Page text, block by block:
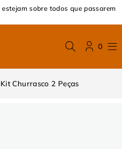
sobre todos que passarem
0
Kit Churrasco 2 Peças